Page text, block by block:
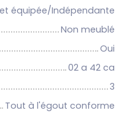
équipée/Indépendante
Non meublé
Oui
02 a 42 ca
3
Tout à l'égout conforme